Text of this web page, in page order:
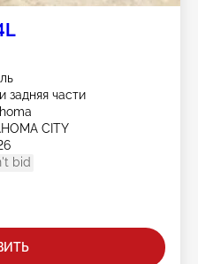
задняя части
CITY
bid